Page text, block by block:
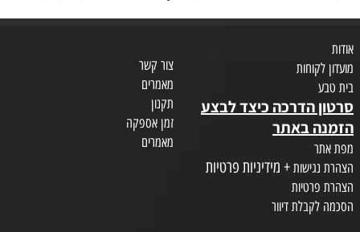
אודות
מועדון לקוחות
בית טבע
סרטון הדרכה כיצד לבצע
הזמנה באתר
מפת אתר
הצהרת נגישות + מידיניות פרטיות
הצהרת פרטיות
הסכמה לקבלת דיוור
צור קשר
מאמרים
תקנון
זמן אספקה
מאמרים